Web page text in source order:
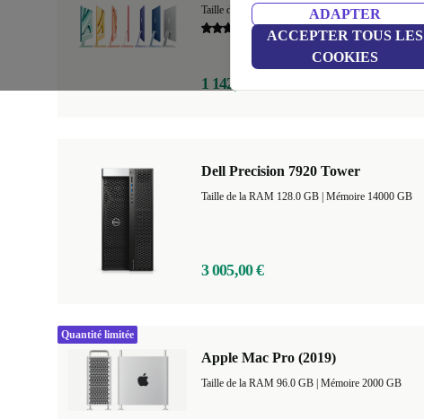
ADAPTER
ACCEPTER TOUS LES
COOKIES
Taille de la RAM 8.0 GB +1 | Mémoire 256 GB
4,0
1 142,00 €
Dell Precision 7920 Tower
Mémoire 14000 GB
3 005,00 €
Apple Mac Pro (2019)
Mémoire 2000 GB
Quantité limitée